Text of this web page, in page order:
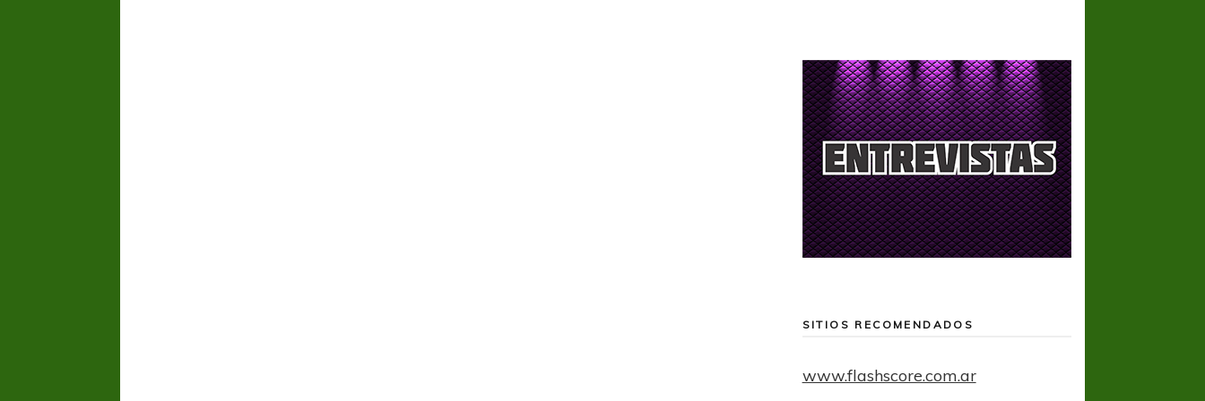
SITIOS RECOMENDADOS
www.flashscore.com.ar